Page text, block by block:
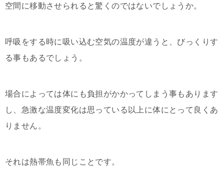
空間に移動させられると驚くのではないでしょうか。
呼吸をする時に吸い込む空気の温度が違うと、びっくりす
る事もあるでしょう。
場合によっては体にも負担がかかってしまう事もあります
し、急激な温度変化は思っている以上に体にとって良くあ
りません。
それは熱帯魚も同じことです。